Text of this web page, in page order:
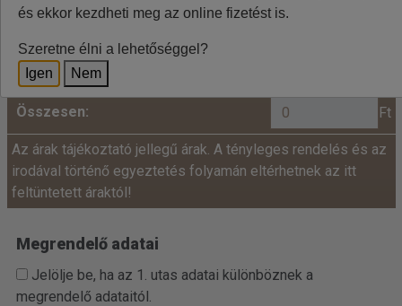
+Felnőtt:
Összesen: Ft
Az árak tájékoztató jellegű árak. A tényleges rendelés és az
irodával történő egyeztetés folyamán eltérhetnek az itt
feltüntetett áraktól!
Megrendelő adatai
Jelölje be, ha az 1. utas adatai különböznek a
megrendelő adataitól.
és ekkor kezdheti meg az online fizetést is.
Szeretne élni a lehetőséggel?
Igen
Nem